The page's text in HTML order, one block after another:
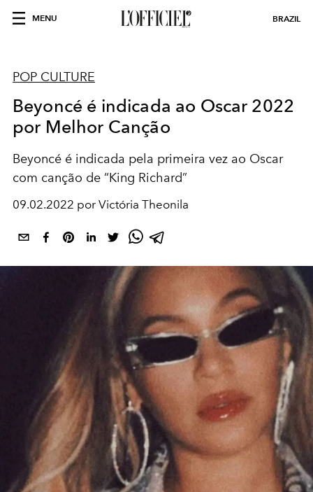
MENU BRAZIL
POP CULTURE
Beyoncé é indicada ao Oscar 2022
por Melhor Canção
Beyoncé é indicada pela primeira vez ao Oscar
com canção de “King Richard”
09.02.2022 por Victória Theonila